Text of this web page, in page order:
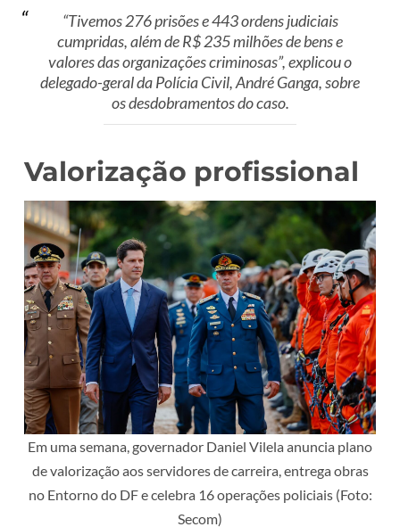
“Tivemos 276 prisões e 443 ordens judiciais
cumpridas, além de R$ 235 milhões de bens e
valores das organizações criminosas”, explicou o
delegado-geral da Polícia Civil, André Ganga, sobre
os desdobramentos do caso.
Valorização profissional
Em uma semana, governador Daniel Vilela anuncia plano
de valorização aos servidores de carreira, entrega obras
no Entorno do DF e celebra 16 operações policiais (Foto:
Secom)